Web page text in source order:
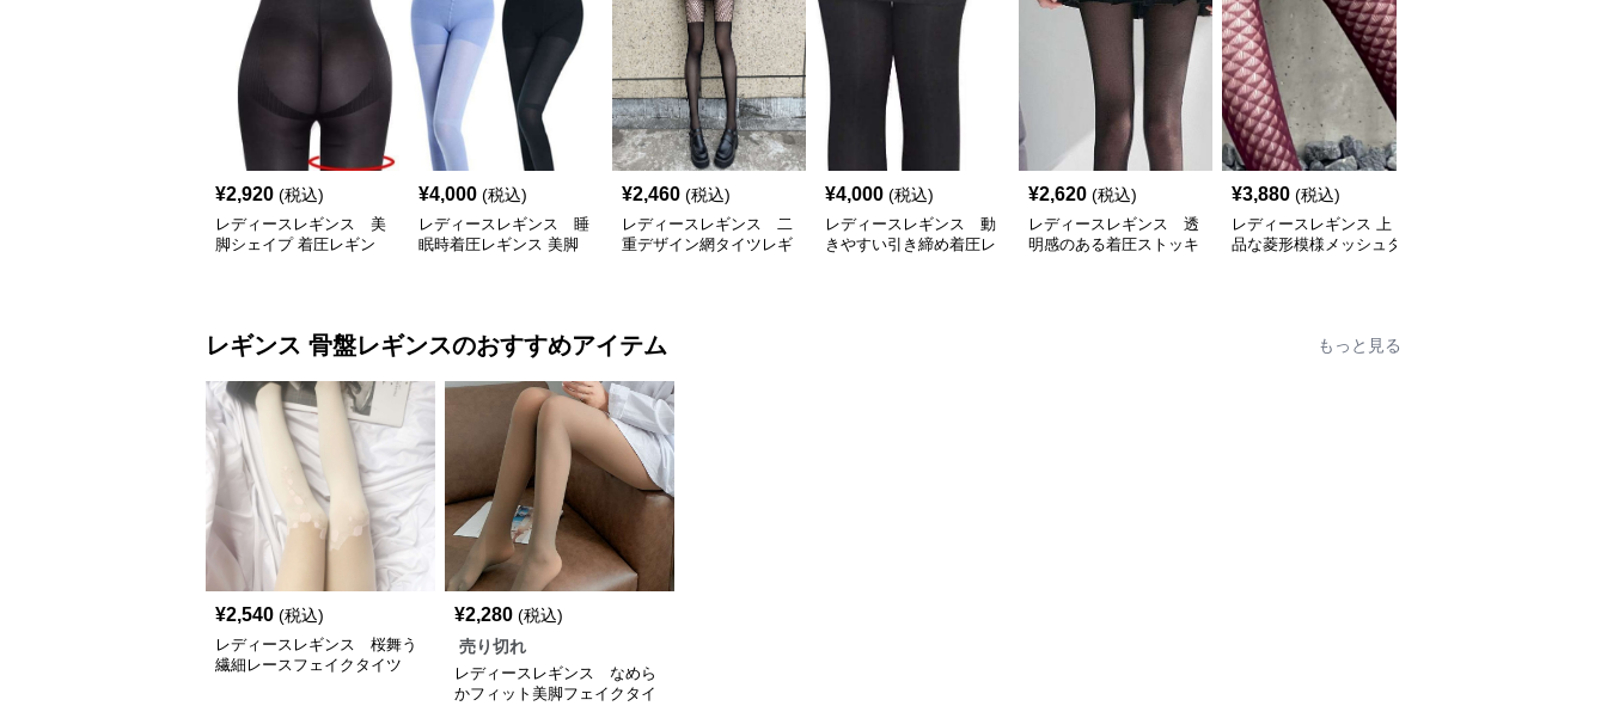
¥2,920 (税込)
レディースレギンス 美
脚シェイプ 着圧レギン
¥4,000 (税込)
レディースレギンス 睡
眠時着圧レギンス 美脚
¥2,460 (税込)
レディースレギンス 二
重デザイン網タイツレギ
¥4,000 (税込)
レディースレギンス 動
きやすい引き締め着圧レ
¥2,620 (税込)
レディースレギンス 透
明感のある着圧ストッキ
¥3,880 (税込)
レディースレギンス 上
品な菱形模様メッシュタ
レギンス 骨盤レギンスのおすすめアイテム もっと見る
¥2,540 (税込)
レディースレギンス 桜舞う
繊細レースフェイクタイツ
¥2,280 (税込)
売り切れ
レディースレギンス なめら
かフィット美脚フェイクタイ